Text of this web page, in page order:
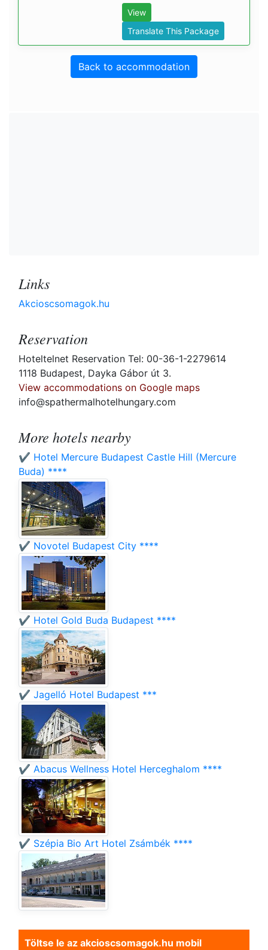
View
Translate This Package
Back to accommodation
Links
Akcioscsomagok.hu
Reservation
Hoteltelnet Reservation Tel: 00-36-1-2279614
1118 Budapest, Dayka Gábor út 3.
View accommodations on Google maps
info@spathermalhotelhungary.com
More hotels nearby
✔️ Hotel Mercure Budapest Castle Hill (Mercure
Buda) ****
✔️ Novotel Budapest City ****
✔️ Hotel Gold Buda Budapest ****
✔️ Jagelló Hotel Budapest ***
✔️ Abacus Wellness Hotel Herceghalom ****
✔️ Szépia Bio Art Hotel Zsámbék ****
Töltse le az akcioscsomagok.hu mobil